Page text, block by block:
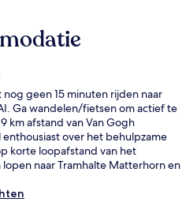
geen 15 minuten rijden naar
Ga wandelen/fietsen om actief te
km afstand van Van Gogh
over het behulpzame
korte loopafstand van het
naar Tramhalte Matterhorn en